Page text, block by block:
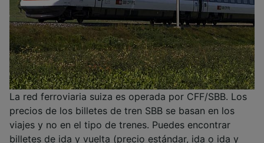
La red ferroviaria suiza es operada por CFF/SBB. Los
precios de los billetes de tren SBB se basan en los
viajes y no en el tipo de trenes. Puedes encontrar
billetes de ida y vuelta (precio estándar, ida o ida y